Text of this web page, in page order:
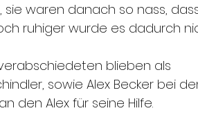
waren danach so nass,
ruhiger wurde es dadurch
blieben als
sowie Alex Becker bei
den Alex für seine Hilfe.